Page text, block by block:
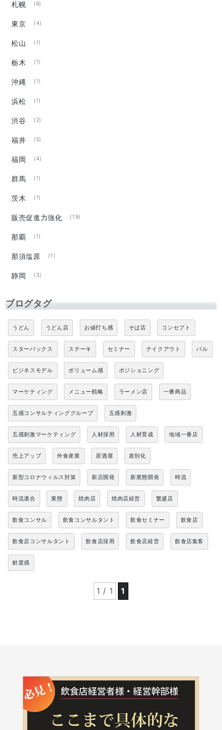
札幌 (6)
東京 (4)
松山 (1)
栃木 (1)
沖縄 (1)
浜松 (1)
渋谷 (2)
福井 (5)
福岡 (4)
群馬 (1)
茨木 (1)
販売促進力強化 (19)
那覇 (1)
那須塩原 (1)
静岡 (3)
ブログタグ
うどん うどん店 お値打ち感 そば店 コンセプト
スターバックス ステーキ セミナー テイクアウト バル
ビジネスモデル ボリューム感 ポジショニング
マーケティング メニュー戦略 ラーメン店 一番商品
五感コンサルティンググループ 五感刺激
五感刺激マーケティング 人材採用 人材育成 地域一番店
売上アップ 外食産業 居酒屋 差別化
新型コロナウィルス対策 新店開発 新業態開発 時流
時流適合 業態 焼肉店 焼肉店経営 繁盛店
飲食コンサル 飲食コンサルタント 飲食セミナー 飲食店
飲食店コンサルタント 飲食店採用 飲食店経営 飲食店集客
鮮度感
1 / 1 1